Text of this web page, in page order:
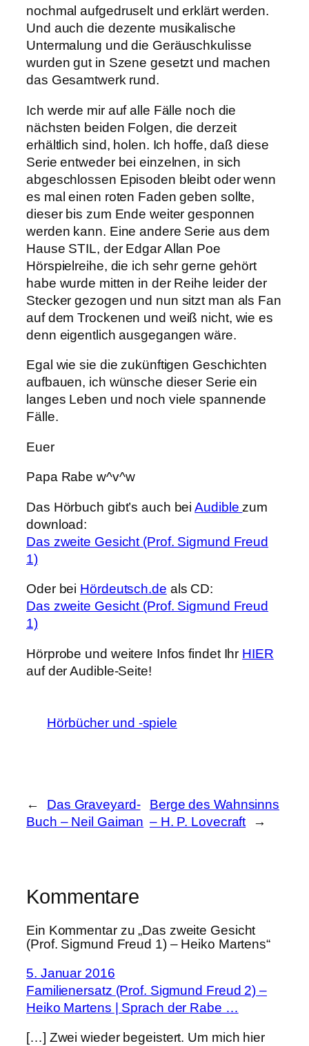
nochmal aufgedruselt und erklärt werden.
Und auch die dezente musikalische
Untermalung und die Geräuschkulisse
wurden gut in Szene gesetzt und machen
das Gesamtwerk rund.
Ich werde mir auf alle Fälle noch die
nächsten beiden Folgen, die derzeit
erhältlich sind, holen. Ich hoffe, daß diese
Serie entweder bei einzelnen, in sich
abgeschlossen Episoden bleibt oder wenn
es mal einen roten Faden geben sollte,
dieser bis zum Ende weiter gesponnen
werden kann. Eine andere Serie aus dem
Hause STIL, der Edgar Allan Poe
Hörspielreihe, die ich sehr gerne gehört
habe wurde mitten in der Reihe leider der
Stecker gezogen und nun sitzt man als Fan
auf dem Trockenen und weiß nicht, wie es
denn eigentlich ausgegangen wäre.
Egal wie sie die zukünftigen Geschichten
aufbauen, ich wünsche dieser Serie ein
langes Leben und noch viele spannende
Fälle.
Euer
Papa Rabe w^v^w
Das Hörbuch gibt’s auch beiAudiblezum
download:
Das zweite Gesicht (Prof. Sigmund Freud
1)
Oder bei Hördeutsch.de als CD:
Das zweite Gesicht (Prof. Sigmund Freud
1)
Hörprobe und weitere Infos findet Ihr HIER
auf der Audible-Seite!
Hörbücher und -spiele
←
Das Graveyard-
Buch – Neil Gaiman
Berge des Wahnsinns
– H. P. Lovecraft
→
Kommentare
Ein Kommentar zu „Das zweite Gesicht
(Prof. Sigmund Freud 1) – Heiko Martens“
5. Januar 2016
Familienersatz (Prof. Sigmund Freud 2) –
Heiko Martens | Sprach der Rabe …
[…] Zwei wieder begeistert. Um mich hier